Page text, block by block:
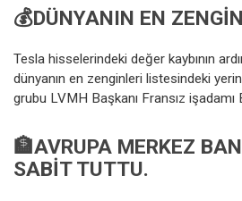
💰DÜNYANIN EN
Tesla hisselerindeki değer kaybının
dünyanın en zenginleri listesindeki
grubu LVMH Başkanı Fransız işadamı
🏦AVRUPA MERKEZ
SABIT TUTTU.